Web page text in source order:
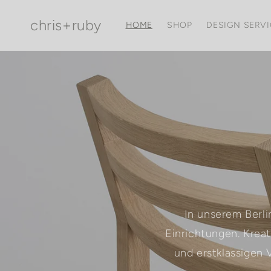
Inhalt
chris+ruby HOME SHOP DESIGN
In unserem
Einrichtungen.
und erstklassigen